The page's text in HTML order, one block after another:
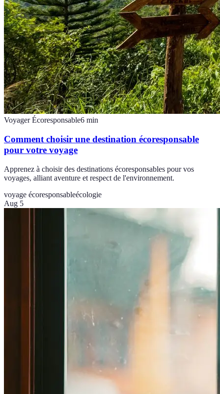
Voyager Écoresponsable6 min
Comment choisir une destination écoresponsable
pour votre voyage
Apprenez à choisir des destinations écoresponsables pour vos
voyages, alliant aventure et respect de l'environnement.
voyage écoresponsableécologie
Aug 5